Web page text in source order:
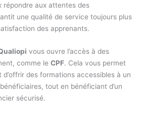
répondre aux attentes des
une qualité de service toujours plus
des apprenants.
vous ouvre l’accès à des
comme leCPF. Cela vous permet
d’offrir des formations accessibles à un
tout en bénéficiant d’un
sécurisé.